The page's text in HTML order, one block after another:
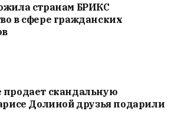
странам БРИКС
в сфере гражданских
скандальную
Долиной друзья подарили